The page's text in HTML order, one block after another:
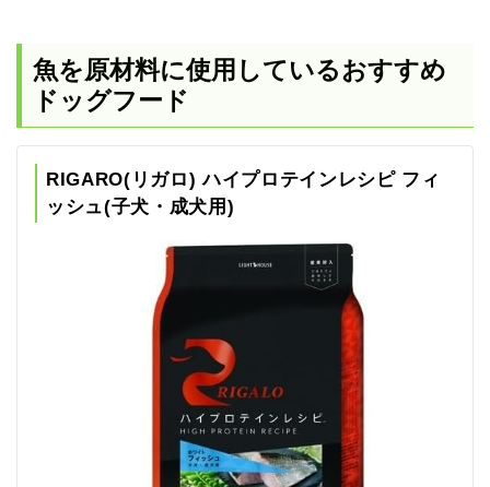
魚を原材料に使用しているおすすめ
ドッグフード
RIGARO(リガロ) ハイプロテインレシピ フィ
ッシュ(子犬・成犬用)